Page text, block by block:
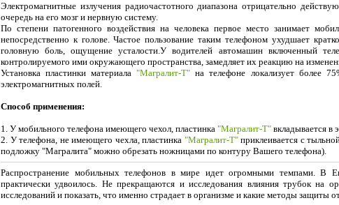
Электромагнитные излучения радиочастотного диапазона отрицательно
очередь на его мозг и нервную систему.
По степени патогенного воздействия на человека первое место занимает
непосредственно к голове. Частое пользование таким телефоном ухудшает
головную боль, ощущение усталости.У водителей автомашин включенный
контролируемого ими окружающего пространства, замедляет их реакцию на
Установка пластинки материала"Магралит-Т" на телефоне локализует более
электромагнитных полей.
Способ применения:
1. У мобильного телефона имеющего чехол, пластинка "Магралит-Т" вкладывается в
2. У телефона, не имеющего чехла, пластинка "Магралит-Т"приклеивается с
подложку "Магралита" можно обрезать ножницами по контуру Вашего телефона).
Распространение мобильных телефонов в мире идет огромными темпами. В
практически удвоилось. Не прекращаются и исследования влияния трубок на
исследований и показать, что именно страдает в организме и какие методы защиты